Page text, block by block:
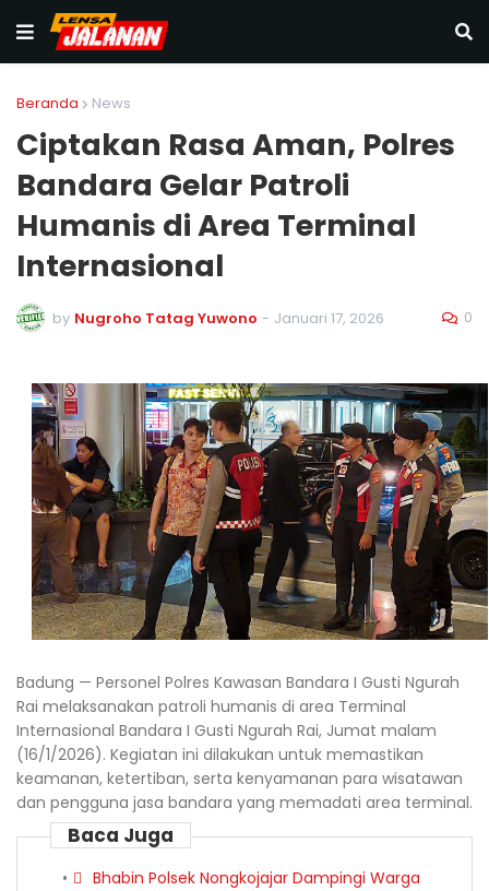
Beranda News
Ciptakan Rasa Aman, Polres
Bandara Gelar Patroli
Humanis di Area Terminal
Internasional
by Nugroho Tatag Yuwono - Januari 17, 2026 0
Badung — Personel Polres Kawasan Bandara I Gusti Ngurah
Rai melaksanakan patroli humanis di area Terminal
Internasional Bandara I Gusti Ngurah Rai, Jumat malam
(16/1/2026). Kegiatan ini dilakukan untuk memastikan
keamanan, ketertiban, serta kenyamanan para wisatawan
dan pengguna jasa bandara yang memadati area terminal.
Baca Juga
Bhabin Polsek Nongkojajar Dampingi Warga